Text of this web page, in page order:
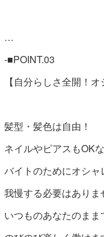
…
-■POINT.03
【自分らしさ全開！オ
髪型・髪色は自由！
ネイルやピアスもOKな
バイトのためにオシャ
我慢する必要はありま
いつものあなたのまま